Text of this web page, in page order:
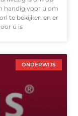
handig voor u om
te bekijken en er
u is
ONDERWIJS